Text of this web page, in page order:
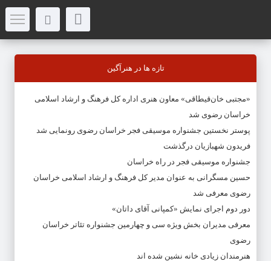
تازه ها در هنرآگین
«مجتبی خان‌قیطاقی» معاون هنری اداره کل فرهنگ و ارشاد اسلامی
خراسان رضوی شد
پوستر نخستین جشنواره موسیقی فجر خراسان رضوی رونمایی شد
فریدون شهبازیان درگذشت
جشنواره موسیقی فجر در راه خراسان
حسین مسگرانی به عنوان مدیر کل فرهنگ و ارشاد اسلامی خراسان
رضوی معرفی شد
دور دوم اجرای نمایش «کمپانی آقای داتان»
معرفی مدیران بخش ویژه سی و چهارمین جشنواره تئاتر خراسان
رضوی
هنرمندان زیادی خانه نشین شده اند